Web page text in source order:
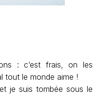
: c’est frais, on les
tout le monde aime !
je suis tombée sous le